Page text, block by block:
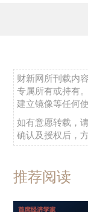
财新网所刊载内
专属所有或持有
建立镜像等任何使
如有意愿转载，
确认及授权后，
推荐阅读